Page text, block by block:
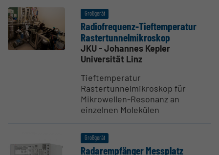
Großgerät
Radio­f­re­quenz-Tieftem­pe­ratur
Raster­tun­nel­mi­kroskop
JKU - Johannes Kepler
Universität Linz
Tieftemperatur
Rastertunnelmikroskop für
Mikrowellen-Resonanz an
einzelnen Molekülen
Großgerät
Radar­emp­fänger Messplatz